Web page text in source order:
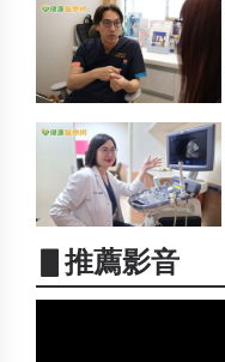
▋推薦影音